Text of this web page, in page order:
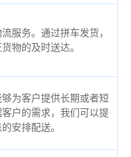
服务。通过拼车发货，
物的及时送达。
为客户提供长期或者短
户的需求，我们可以提
安排配送。